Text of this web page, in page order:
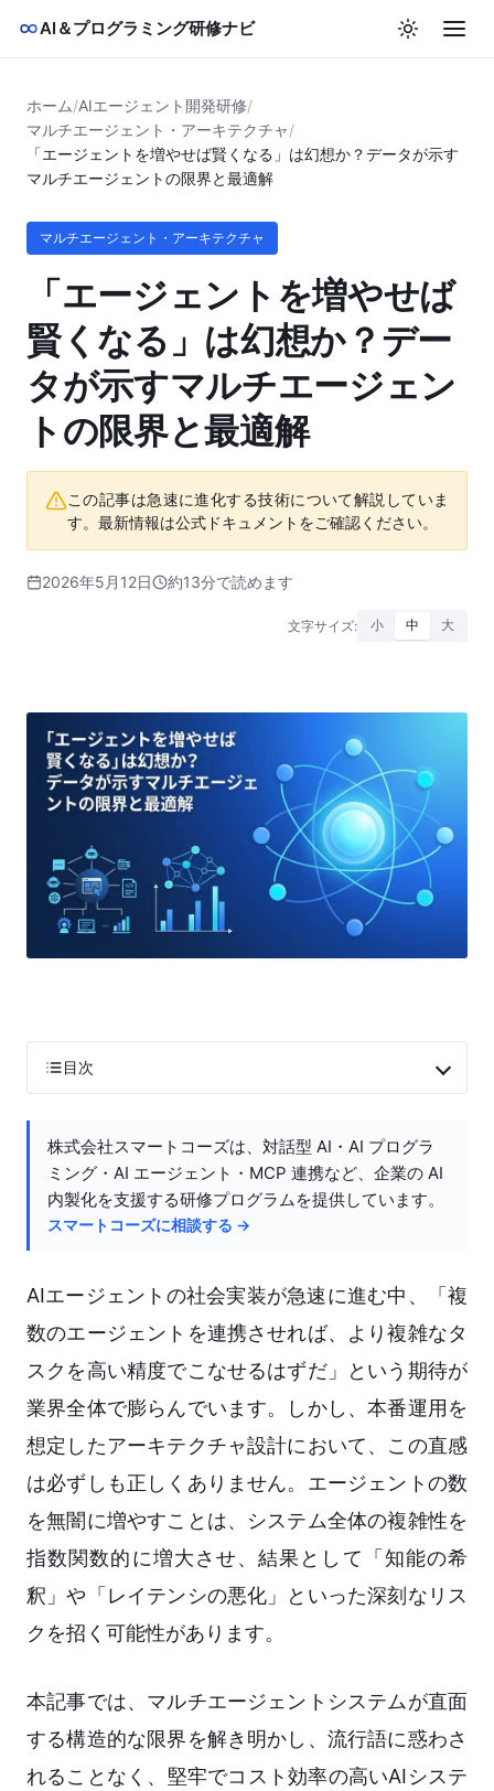
AI＆プログラミング研修ナビ
ホーム/AIエージェント開発研修/
マルチエージェント・アーキテクチャ/
「エージェントを増やせば賢くなる」は幻想か？データが示す
マルチエージェントの限界と最適解
マルチエージェント・アーキテクチャ
「エージェントを増やせば
賢くなる」は幻想か？デー
タが示すマルチエージェン
トの限界と最適解
この記事は急速に進化する技術について解説していま
す。最新情報は公式ドキュメントをご確認ください。
2026年5月12日 約13分で読めます
文字サイズ: 小 中 大
目次
株式会社スマートコーズは、対話型 AI・AI プログラ
ミング・AI エージェント・MCP 連携など、企業の AI
内製化を支援する研修プログラムを提供しています。
スマートコーズに相談する →
AIエージェントの社会実装が急速に進む中、「複
数のエージェントを連携させれば、より複雑なタ
スクを高い精度でこなせるはずだ」という期待が
業界全体で膨らんでいます。しかし、本番運用を
想定したアーキテクチャ設計において、この直感
は必ずしも正しくありません。エージェントの数
を無闇に増やすことは、システム全体の複雑性を
指数関数的に増大させ、結果として「知能の希
釈」や「レイテンシの悪化」といった深刻なリス
クを招く可能性があります。
本記事では、マルチエージェントシステムが直面
する構造的な限界を解き明かし、流行語に惑わさ
れることなく、堅牢でコスト効率の高いAIシステ